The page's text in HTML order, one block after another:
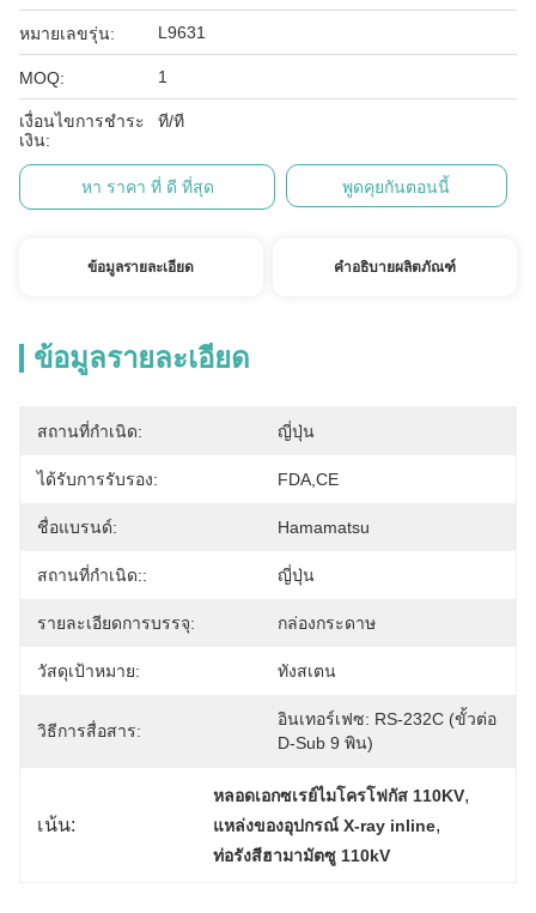
หมายเลขรุ่น: L9631
MOQ: 1
เงื่อนไขการชำระ
เงิน:
ที/ที
หา ราคา ที่ ดี ที่สุด พูดคุยกันตอนนี้
ข้อมูลรายละเอียด คำอธิบายผลิตภัณฑ์
ข้อมูลรายละเอียด
สถานที่กำเนิด: ญี่ปุ่น
ได้รับการรับรอง: FDA,CE
ชื่อแบรนด์: Hamamatsu
สถานที่กำเนิด:: ญี่ปุ่น
รายละเอียดการบรรจุ: กล่องกระดาษ
วัสดุเป้าหมาย: ทังสเตน
วิธีการสื่อสาร:
อินเทอร์เฟซ: RS-232C (ขั้วต่อ
D-Sub 9 พิน)
เน้น:
หลอดเอกซเรย์ไมโครโฟกัส 110KV,
แหล่งของอุปกรณ์ X-ray inline,
ท่อรังสีฮามามัตซู 110kV